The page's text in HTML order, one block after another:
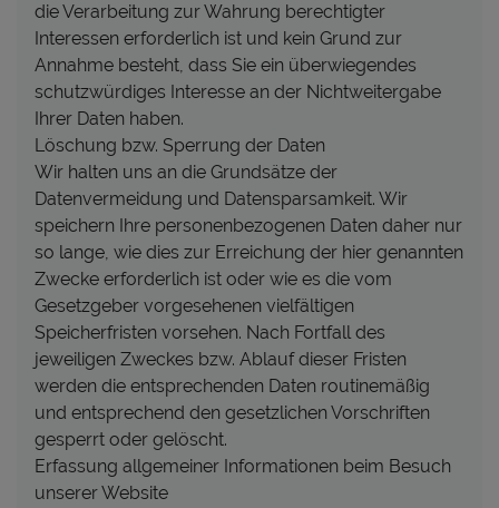
die Verarbeitung zur Wahrung berechtigter
Interessen erforderlich ist und kein Grund zur
Annahme besteht, dass Sie ein überwiegendes
schutzwürdiges Interesse an der Nichtweitergabe
Ihrer Daten haben.
Löschung bzw. Sperrung der Daten
Wir halten uns an die Grundsätze der
Datenvermeidung und Datensparsamkeit. Wir
speichern Ihre personenbezogenen Daten daher nur
so lange, wie dies zur Erreichung der hier genannten
Zwecke erforderlich ist oder wie es die vom
Gesetzgeber vorgesehenen vielfältigen
Speicherfristen vorsehen. Nach Fortfall des
jeweiligen Zweckes bzw. Ablauf dieser Fristen
werden die entsprechenden Daten routinemäßig
und entsprechend den gesetzlichen Vorschriften
gesperrt oder gelöscht.
Erfassung allgemeiner Informationen beim Besuch
unserer Website